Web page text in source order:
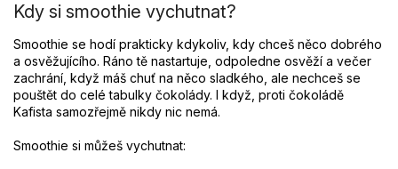
Kdy si smoothie vychutnat?
Smoothie se hodí prakticky kdykoliv, kdy chceš něco dobrého
a osvěžujícího. Ráno tě nastartuje, odpoledne osvěží a večer
zachrání, když máš chuť na něco sladkého, ale nechceš se
pouštět do celé tabulky čokolády. I když, proti čokoládě
Kafista samozřejmě nikdy nic nemá.
Smoothie si můžeš vychutnat: